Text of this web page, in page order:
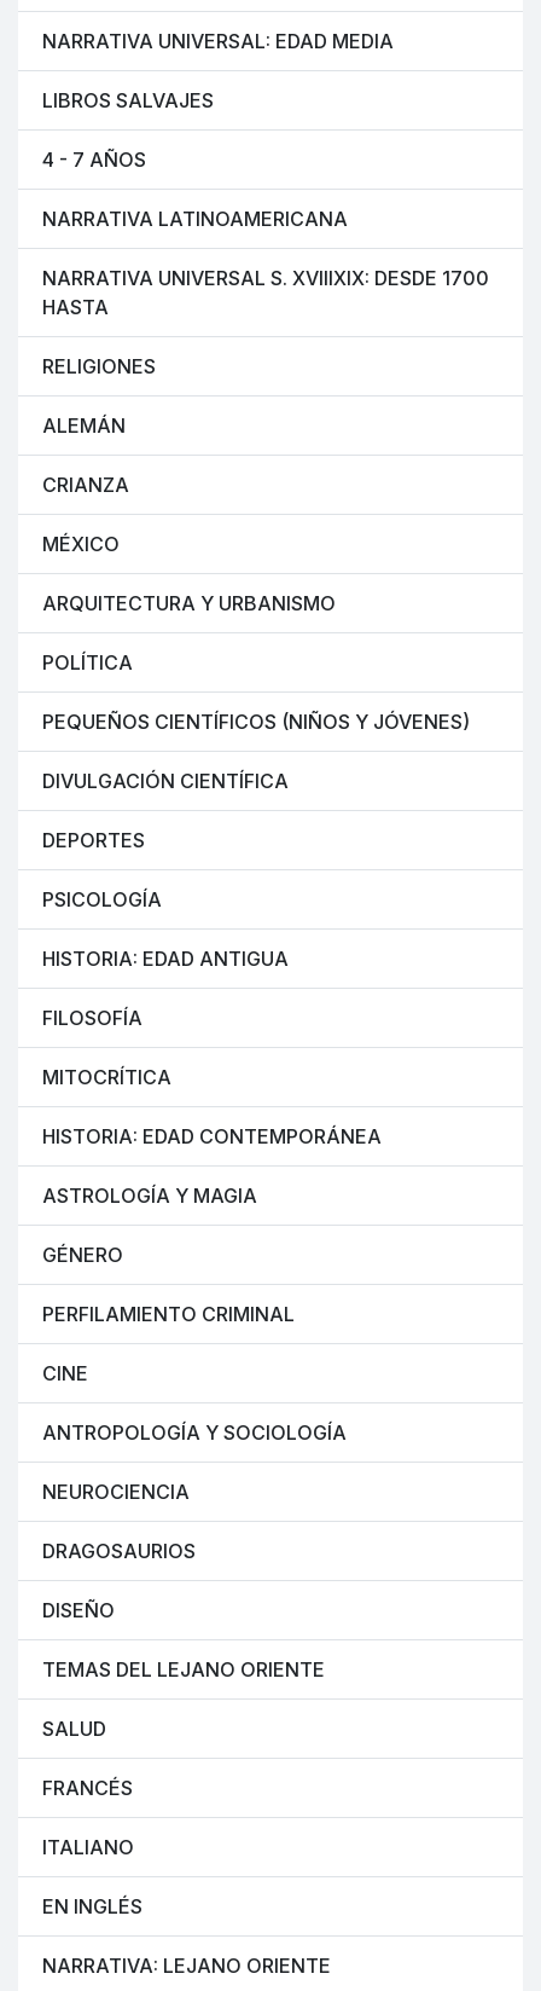
NARRATIVA UNIVERSAL: EDAD MEDIA
LIBROS SALVAJES
4 - 7 AÑOS
NARRATIVA LATINOAMERICANA
NARRATIVA UNIVERSAL S. XVIIIXIX: DESDE 1700
HASTA
RELIGIONES
ALEMÁN
CRIANZA
MÉXICO
ARQUITECTURA Y URBANISMO
POLÍTICA
PEQUEÑOS CIENTÍFICOS (NIÑOS Y JÓVENES)
DIVULGACIÓN CIENTÍFICA
DEPORTES
PSICOLOGÍA
HISTORIA: EDAD ANTIGUA
FILOSOFÍA
MITOCRÍTICA
HISTORIA: EDAD CONTEMPORÁNEA
ASTROLOGÍA Y MAGIA
GÉNERO
PERFILAMIENTO CRIMINAL
CINE
ANTROPOLOGÍA Y SOCIOLOGÍA
NEUROCIENCIA
DRAGOSAURIOS
DISEÑO
TEMAS DEL LEJANO ORIENTE
SALUD
FRANCÉS
ITALIANO
EN INGLÉS
NARRATIVA: LEJANO ORIENTE